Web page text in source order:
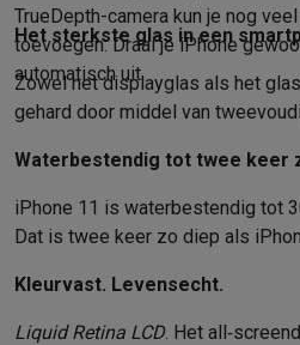
TrueDepth-camera kun je nog
toevoegen. Draai je iPhone
automatisch uit.
Het sterkste glas in een
Zowel het displayglas als het
gehard door middel van
Waterbestendig tot twee keer
iPhone 11 is waterbestendig tot
Dat is twee keer zo diep als
Kleurvast. Levensecht.
Liquid Retina LCD. Het